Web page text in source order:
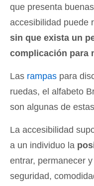
que presenta
accesibilidad puede
sin que exista un
complicación para
Las rampas para
ruedas, el alfabeto
son algunas de estas
La accesibilidad
a un individuo la
entrar, permanecer
seguridad,